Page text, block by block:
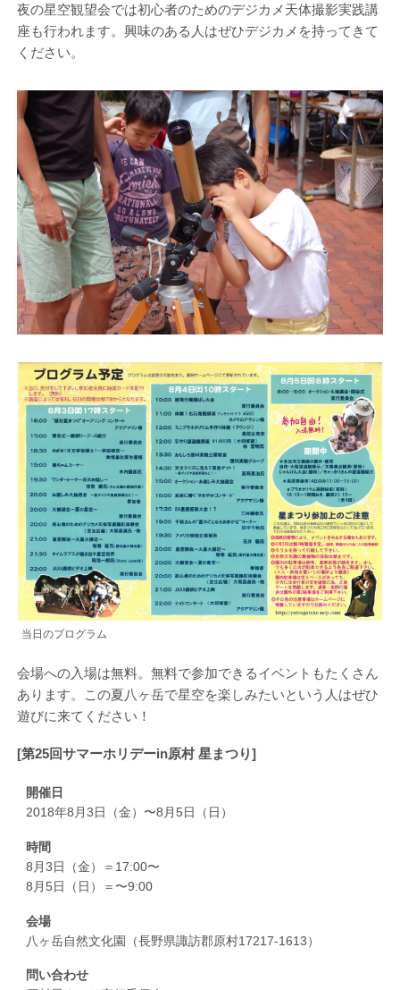
夜の星空観望会では初心者のためのデジカメ天体撮影実践講
座も行われます。興味のある人はぜひデジカメを持ってきて
ください。
当日のプログラム
会場への入場は無料。無料で参加できるイベントもたくさん
あります。この夏八ヶ岳で星空を楽しみたいという人はぜひ
遊びに来てください！
[第25回サマーホリデーin原村 星まつり]
開催日
2018年8月3日（金）〜8月5日（日）
時間
8月3日（金）＝17:00〜
8月5日（日）＝〜9:00
会場
八ヶ岳自然文化園（長野県諏訪郡原村17217-1613）
問い合わせ